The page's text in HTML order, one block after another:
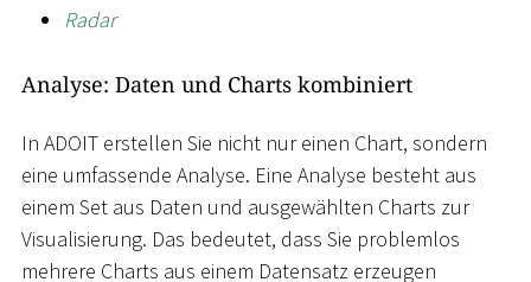
Radar
Analyse: Daten und Charts kombiniert
In ADOIT erstellen Sie nicht nur einen Chart, sondern
eine umfassende Analyse. Eine Analyse besteht aus
einem Set aus Daten und ausgewählten Charts zur
Visualisierung. Das bedeutet, dass Sie problemlos
mehrere Charts aus einem Datensatz erzeugen